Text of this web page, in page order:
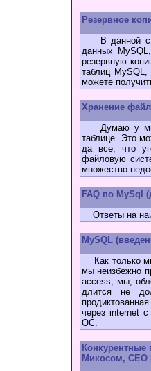
Резервное
В данной
данных
резервную
таблиц
можете
Хранение
Думаю у
таблице. Это
да все, что
файловую
множество
FAQ по MySql
Ответы на
MySQL
Как только
мы неизбежно
access, мы,
длится не
через internet
ОС.
Микосом, CEO